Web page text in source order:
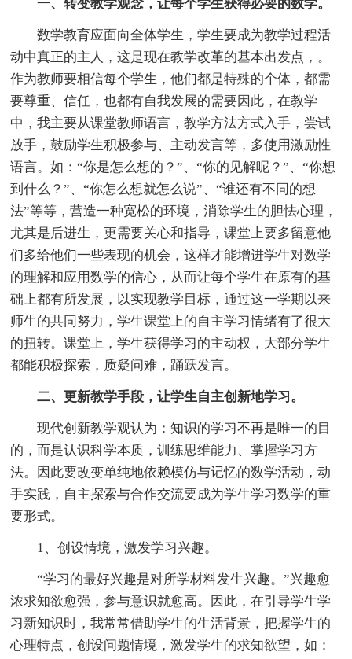
一、转变教学观念，让每个学生获得必要的数学。
数学教育应面向全体学生，学生要成为教学过程活
动中真正的主人，这是现在教学改革的基本出发点，。
作为教师要相信每个学生，他们都是特殊的个体，都需
要尊重、信任，也都有自我发展的需要因此，在教学
中，我主要从课堂教师语言，教学方法方式入手，尝试
放手，鼓励学生积极参与、主动发言等，多使用激励性
语言。如：“你是怎么想的？”、“你的见解呢？”、“你想
到什么？”、“你怎么想就怎么说”、“谁还有不同的想
法”等等，营造一种宽松的环境，消除学生的胆怯心理，
尤其是后进生，更需要关心和指导，课堂上要多留意他
们多给他们一些表现的机会，这样才能增进学生对数学
的理解和应用数学的信心，从而让每个学生在原有的基
础上都有所发展，以实现教学目标，通过这一学期以来
师生的共同努力，学生课堂上的自主学习情绪有了很大
的扭转。课堂上，学生获得学习的主动权，大部分学生
都能积极探索，质疑问难，踊跃发言。
二、更新教学手段，让学生自主创新地学习。
现代创新教学观认为：知识的学习不再是唯一的目
的，而是认识科学本质，训练思维能力、掌握学习方
法。因此要改变单纯地依赖模仿与记忆的数学活动，动
手实践，自主探索与合作交流要成为学生学习数学的重
要形式。
1、创设情境，激发学习兴趣。
“学习的最好兴趣是对所学材料发生兴趣。”兴趣愈
浓求知欲愈强，参与意识就愈高。因此，在引导学生学
习新知识时，我常常借助学生的生活背景，把握学生的
心理特点，创设问题情境，激发学生的求知欲望，如：